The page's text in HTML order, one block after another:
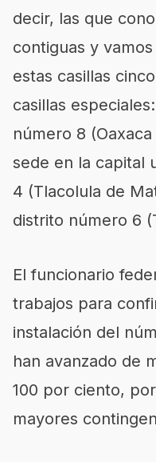
decir, las que
contiguas y
estas casillas
casillas
número 8
sede en la capital
4 (Tlacolula de
distrito número 6
El funcionario
trabajos para
instalación del
han avanzado de
100 por ciento,
mayores